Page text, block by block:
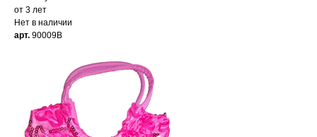
от 3 лет
Нет в наличии
арт. 90009B